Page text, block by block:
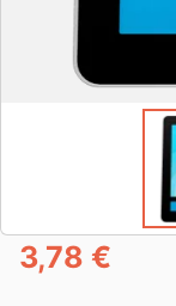
3,78 €